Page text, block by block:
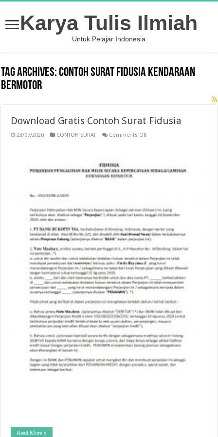
Karya Tulis Ilmiah
Untuk Pelajar Indonesia
Tag Archives:contoh surat fidusia kendaraan
bermotor
Download Gratis Contoh Surat Fidusia
23/07/2020 CONTOH SURAT Comments Offon
Read More »